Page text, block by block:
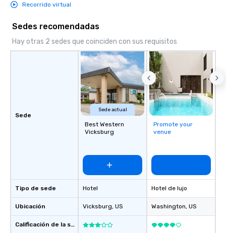
Recorrido virtual
Sedes recomendadas
Hay otras 2 sedes que coinciden con sus requisitos
Sede
Tipo de sede
Ubicación
Calificación de la sede
Sede actual
Best Western
Vicksburg
Hotel
Vicksburg, US
Promote your
venue
Hotel de lujo
Washington, US